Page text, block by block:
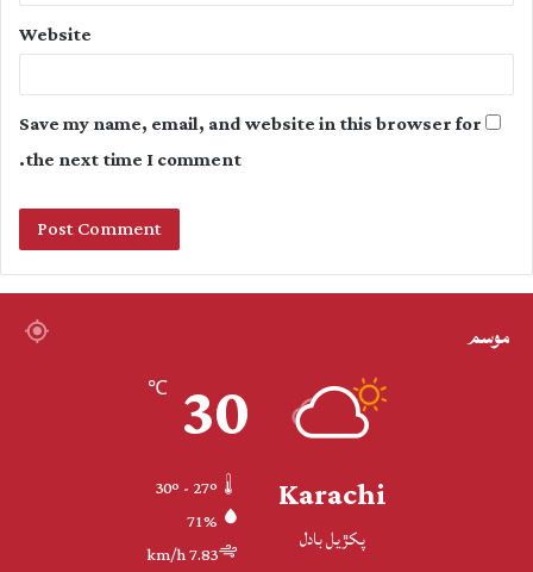
Website
Save my name, email, and website in this browser for
the next time I comment.
موسم
Karachi
پکڙيل بادل
30
℃
71%
7.83 km/h